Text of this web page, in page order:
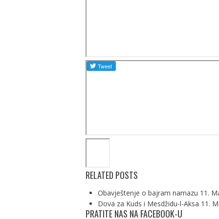
RELATED POSTS
Obavještenje o bajram namazu 11.
Dova za Kuds i Mesdžidu-l-Aksa 11.
PRATITE NAS NA FACEBOOK-U